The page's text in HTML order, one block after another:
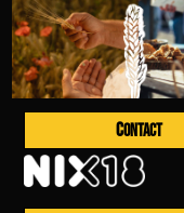
CONTACT